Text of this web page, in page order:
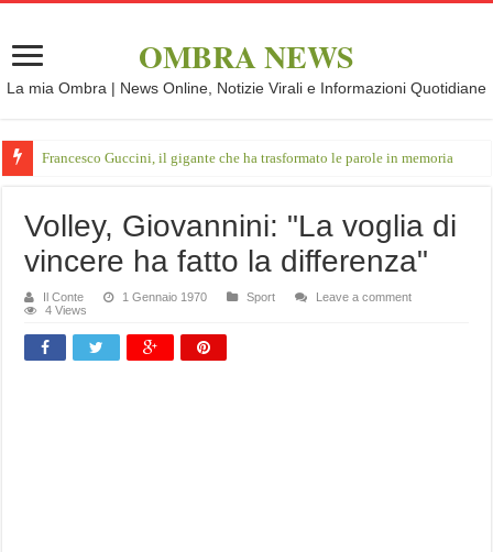
OMBRA NEWS
La mia Ombra | News Online, Notizie Virali e Informazioni Quotidiane
Francesco Guccini, il gigante che ha trasformato le parole in memoria
Volley, Giovannini: "La voglia di
vincere ha fatto la differenza"
Il Conte 1 Gennaio 1970 Sport
Leave a comment
4 Views